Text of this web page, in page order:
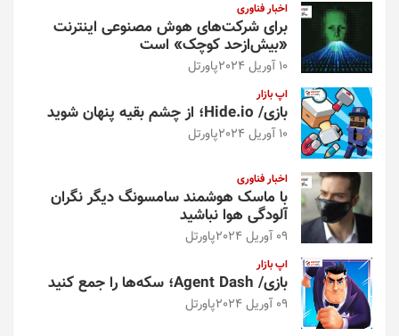
اخبار فناوری
برای شرکت‌های هوش مصنوعی اینترنت
«بیش‌از‌حد کوچک» است
10 آوریل 2024 پاورتل
اپ بازار
بازی/ Hide.io؛ از چشم بقیه پنهان شوید
10 آوریل 2024 پاورتل
اخبار فناوری
با ماسک هوشمند سامسونگ دیگر نگران
آلودگی هوا نباشید
09 آوریل 2024 پاورتل
اپ بازار
بازی/ Agent Dash؛ سکه‌ها را جمع کنید
09 آوریل 2024 پاورتل